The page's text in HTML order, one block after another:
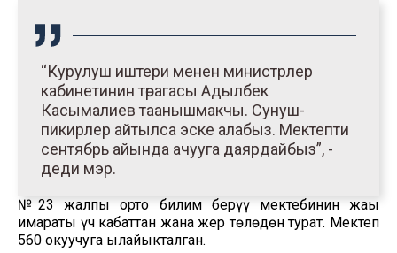
“Курулуш иштери менен министрлер
кабинетинин төрагасы Адылбек
Касымалиев таанышмакчы. Сунуш-
пикирлер айтылса эске алабыз. Мектепти
сентябрь айында ачууга даярдайбыз”, -
деди мэр.
№23 жалпы орто билим берүү мектебинин жаңы
имараты үч кабаттан жана жер төлөдөн турат. Мектеп
560 окуучуга ылайыкталган.